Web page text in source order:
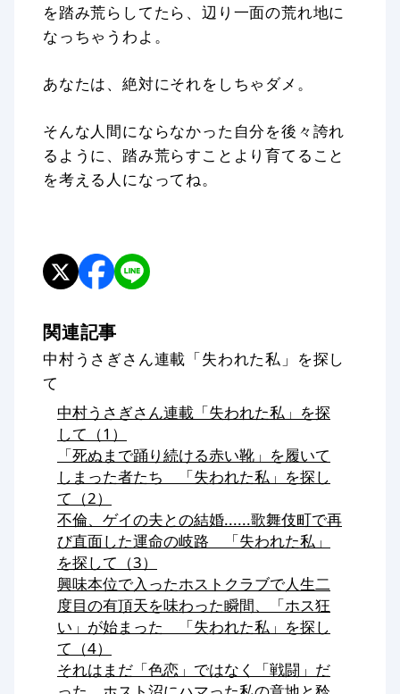
を踏み荒らしてたら、辺り一面の荒れ地に
なっちゃうわよ。
あなたは、絶対にそれをしちゃダメ。
そんな人間にならなかった自分を後々誇れ
るように、踏み荒らすことより育てること
を考える人になってね。
関連記事
中村うさぎさん連載「失われた私」を探し
て
中村うさぎさん連載「失われた私」を探
して（1）
「死ぬまで踊り続ける赤い靴」を履いて
しまった者たち 「失われた私」を探し
て（2）
不倫、ゲイの夫との結婚......歌舞伎町で再
び直面した運命の岐路 「失われた私」
を探して（3）
興味本位で入ったホストクラブで人生二
度目の有頂天を味わった瞬間、「ホス狂
い」が始まった 「失われた私」を探し
て（4）
それはまだ「色恋」ではなく「戦闘」だ